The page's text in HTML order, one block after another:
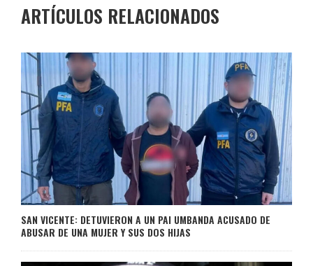
ARTÍCULOS RELACIONADOS
SAN VICENTE: DETUVIERON A UN PAI UMBANDA ACUSADO DE
ABUSAR DE UNA MUJER Y SUS DOS HIJAS